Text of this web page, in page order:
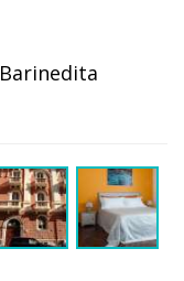
Barinedita